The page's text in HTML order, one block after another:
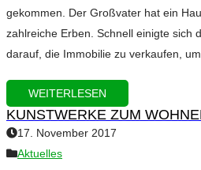
gekommen. Der Großvater hat ein
zahlreiche Erben. Schnell einigte sich
darauf, die Immobilie zu verkaufen,
WEITERLESEN
KUNSTWERKE ZUM
17. November 2017
Aktuelles